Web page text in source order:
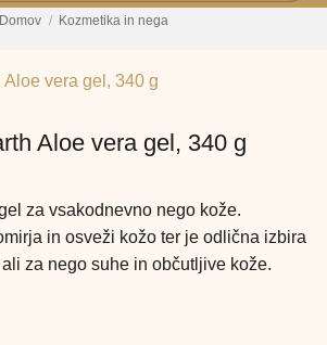
Domov / Kozmetika in nega
Aloe vera gel, 340 g
za vsakodnevno nego kože.
in osveži kožo ter je odlična izbira
za nego suhe in občutljive kože.